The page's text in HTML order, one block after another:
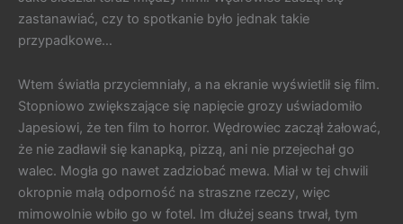
zastanawiać, czy to spotkanie było jednak takie
przypadkowe…
Wtem światła przyciemniały, a na ekranie wyświetlił się film.
Stopniowo zwiększające się napięcie grozy uświadomiło
Japesiowi, że ten film to horror. Wędrowiec zaczął żałować,
że nie zadławił się kanapką, pizzą, ani nie przejechał go
walec. Mogła go nawet zadziobać mewa. Miał w tej chwili
okropnie małą odporność na straszne rzeczy, więc
mimowolnie wbiło go w fotel. Im dłużej seans trwał, tym